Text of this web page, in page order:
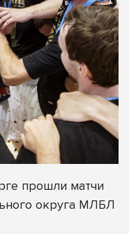
прошли матчи
округа МЛБЛ